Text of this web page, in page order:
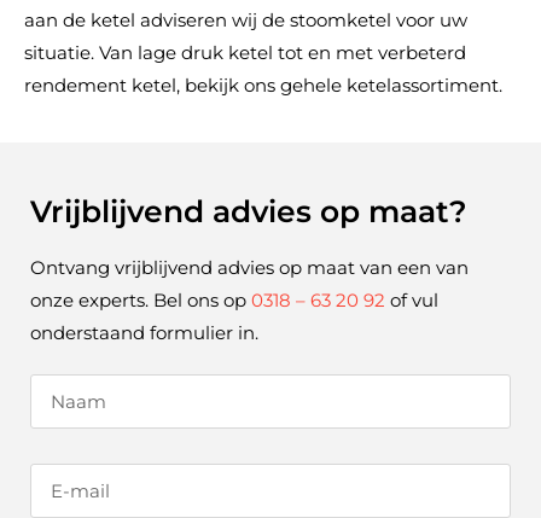
aan de ketel adviseren wij de stoomketel voor uw
situatie. Van lage druk ketel tot en met verbeterd
rendement ketel, bekijk ons gehele ketelassortiment.
Vrijblijvend advies op maat?
Ontvang vrijblijvend advies op maat van een van
onze experts. Bel ons op 0318 – 63 20 92 of vul
onderstaand formulier in.